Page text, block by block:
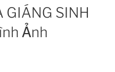
GIÁNG SINH
Ảnh